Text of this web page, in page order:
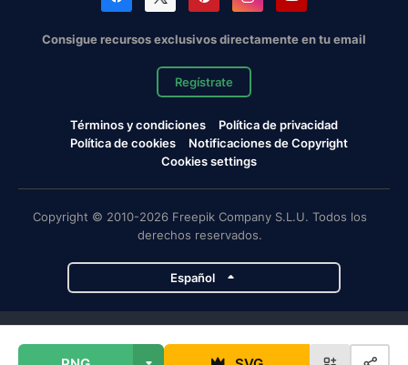
Consigue recursos exclusivos directamente en tu email
Regístrate
Términos y condiciones
Política de privacidad
Política de cookies
Notificaciones de Copyright
Cookies settings
Copyright © 2010-2026 Freepik Company S.L.U. Todos los
derechos reservados.
Español